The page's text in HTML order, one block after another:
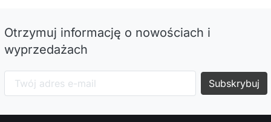
Otrzymuj informację o nowościach i
wyprzedażach